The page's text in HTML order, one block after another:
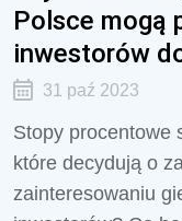
Polsce mogą
inwestorów
31 paź 2023
Stopy procentowe
które decydują o
zainteresowaniu